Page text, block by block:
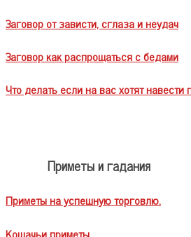
Заговор от зависти, сглаза и неудач
Заговор как распрощаться с бедами
Что делать если на вас хотят навести
Приметы и гадания
Приметы на успешную торговлю.
Кошачьи приметы